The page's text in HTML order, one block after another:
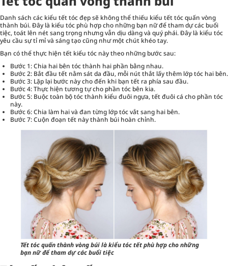
Danh sách các kiểu tết tóc đẹp sẽ không thể thiếu kiểu tết tóc quấn vòng
thành búi. Đây là kiểu tóc phù hợp cho những bạn nữ để tham dự các buổi
tiệc, toát lên nét sang trọng nhưng vẫn dịu dàng và quý phái. Đây là kiểu tóc
yêu cầu sự tỉ mỉ và sáng tạo cũng như một chút khéo tay.
Bạn có thể thực hiện tết kiểu tóc này theo những bước sau:
Bước 1: Chia hai bên tóc thành hai phần bằng nhau.
Bước 2: Bắt đầu tết nằm sát da đầu, mỗi nút thắt lấy thêm lớp tóc hai bên.
Bước 3: Lặp lại bước này cho đến khi bạn tết ra phía sau đầu.
Bước 4: Thực hiện tương tự cho phần tóc bên kia.
Bước 5: Buộc toàn bộ tóc thành kiểu đuôi ngựa, tết đuôi cá cho phần tóc
này.
Bước 6: Chia làm hai và đan từng lớp tóc vắt sang hai bên.
Bước 7: Cuộn đoạn tết này thành búi hoàn chỉnh.
Tết tóc quấn thành vòng búi là kiểu tóc tết phù hợp cho những
bạn nữ để tham dự các buổi tiệc